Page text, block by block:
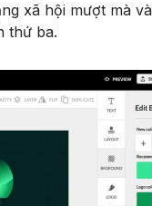
xã hội mượt mà
thứ ba.